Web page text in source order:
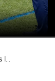
Stage de rentrée des arbitres le 31.08.24